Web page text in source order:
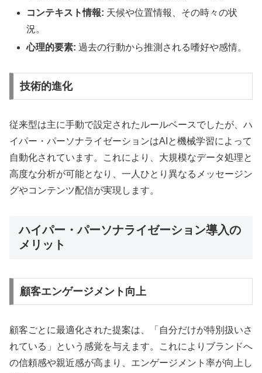
コンテキスト情報: 天候や位置情報、その時々の状
況。
心理的要素: 過去の行動から推測される嗜好や感情。
技術的進化
従来型は主に手動で設定されたルールベースでしたが、ハ
イパー・パーソナライゼーションはAIと機械学習によって
自動化されています。これにより、大規模なデータ処理と
高度な分析が可能となり、一人ひとり異なるメッセージン
グやコンテンツ配信が実現します。
ハイパー・パーソナライゼーション導入の
メリット
顧客エンゲージメント向上
顧客ごとに最適化された提案は、「自分だけが特別扱いさ
れている」という感覚を与えます。これによりブランドへ
の信頼感や親近感が高まり、エンゲージメント率が向上し